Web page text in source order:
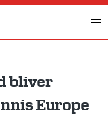
bliver
Europe